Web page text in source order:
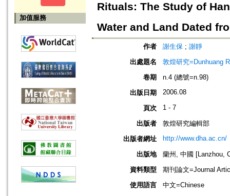
加值服務
Rituals: The Study of
Water and Land Dated
作者 謝生保 ; 謝靜
出處題名
敦煌研究=Dunhuang
卷期
n.4 (總號=n.98)
出版日期
2006.08
頁次 1 - 7
出版者
敦煌研究編輯部
出版者網址
http://www.dha.ac.cn/
出版地
蘭州, 中國 [Lanzhou,
資料類型
期刊論文=Journal
使用語言
中文=Chinese